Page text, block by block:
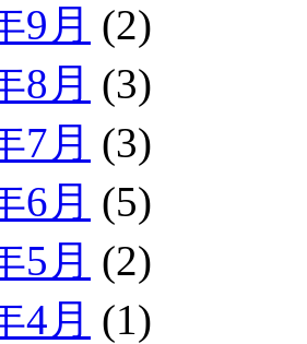
9月 (2)
8月 (3)
7月 (3)
6月 (5)
5月 (2)
4月 (1)